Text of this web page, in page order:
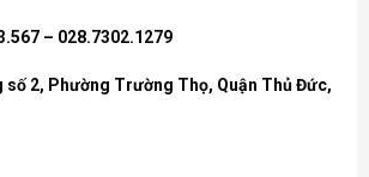
– 028.7302.1279
số 2, Phường Trường Thọ, Quận Thủ Đức,